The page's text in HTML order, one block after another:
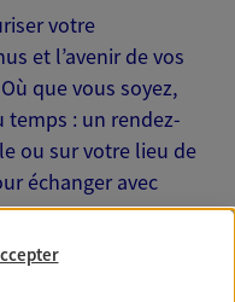
votre
et l’avenir de vos
que vous soyez,
temps : un rendez-
ou sur votre lieu de
échanger avec